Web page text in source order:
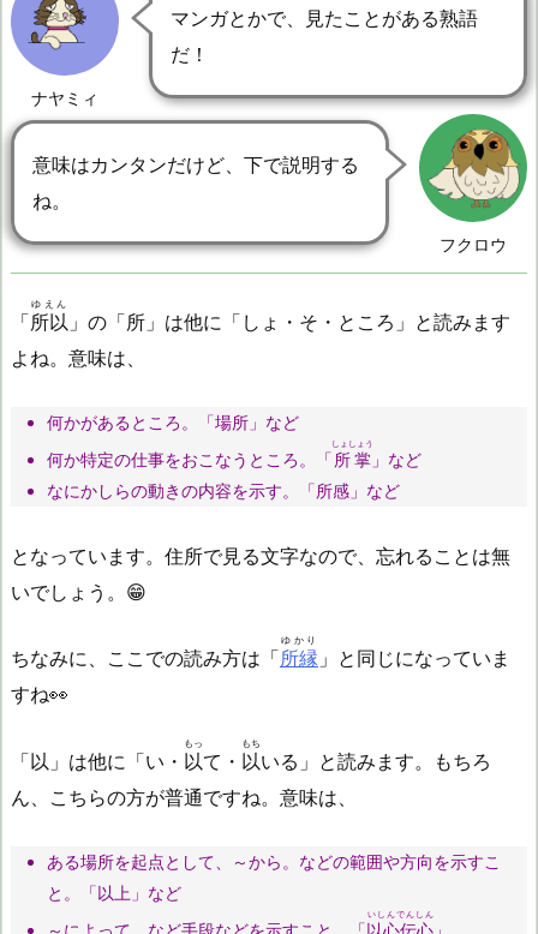
ナヤミィ
マンガとかで、見たことがある熟語
だ！
フクロウ
意味はカンタンだけど、下で説明する
ね。
「所以
ゆえん
」の「所」は他に「しょ・そ・ところ」と読みます
よね。意味は、
何かがあるところ。「場所」など
何か特定の仕事をおこなうところ。「所掌
しょしょう
」など
なにかしらの動きの内容を示す。「所感」など
となっています。住所で見る文字なので、忘れることは無
いでしょう。😁
ちなみに、ここでの読み方は「所縁
ゆかり
」と同じになっていま
すね👀
「以」は他に「い・ 以
もっ
て・ 以
もち
いる」と読みます。もちろ
ん、こちらの方が普通ですね。意味は、
ある場所を起点として、～から。などの範囲や方向を示すこ
と。「以上」など
～によって、など手段などを示すこと。「以心伝心
いしんでんしん
」